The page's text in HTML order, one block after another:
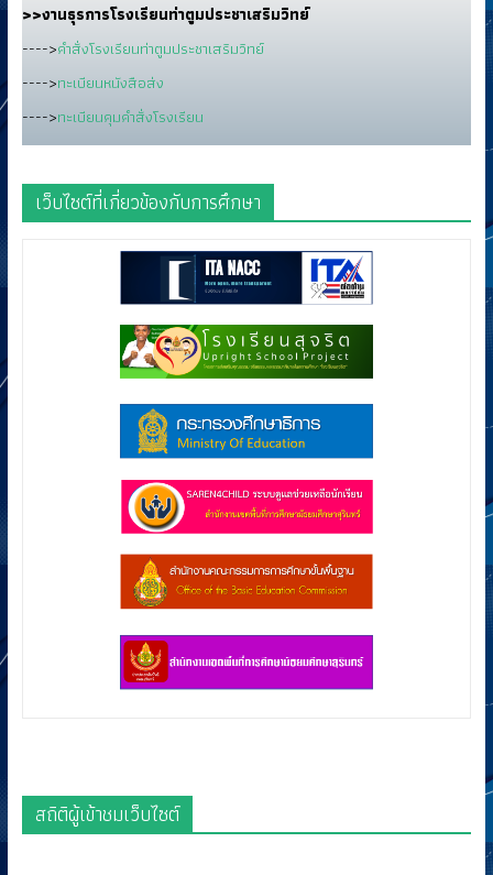
>>งานธุรการโรงเรียนท่าตูมประชาเสริมวิทย์
---->คำสั่งโรงเรียนท่าตูมประชาเสริมวิทย์
---->ทะเบียนหนังสือส่ง
---->ทะเบียนคุมคำสั่งโรงเรียน
เว็บไซต์ที่เกี่ยวข้องกับการศึกษา
สถิติผู้เข้าชมเว็บไซต์